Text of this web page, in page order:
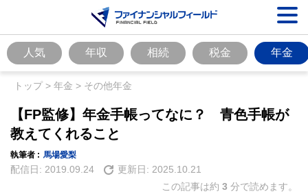
人気 年収 相続 税金 年金
トップ> 年金 > その他年金
【FP監修】年金手帳ってなに？ 青色手帳が
教えてくれること
執筆者 : 馬場愛梨
配信日: 2019.09.24 更新日: 2025.10.21
この記事は約 3 分で読めます。